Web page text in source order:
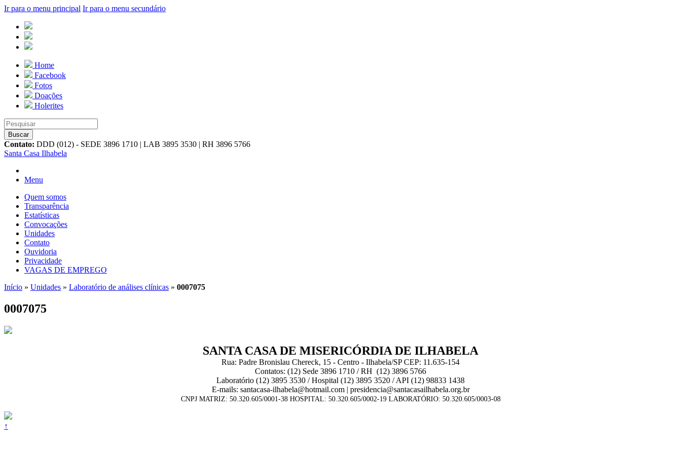
Ir para o menu principal Ir para o menu secundário
Home
Facebook
Fotos
Doações
Holerites
Contato: DDD (012) - SEDE 3896 1710 | LAB 3895 3530 | RH 3896 5766
Santa Casa Ilhabela
Menu
Quem somos
Transparência
Estatísticas
Convocações
Unidades
Contato
Ouvidoria
Privacidade
VAGAS DE EMPREGO
Início » Unidades » Laboratório de análises clínicas » 0007075
0007075
SANTA CASA DE MISERICÓRDIA DE ILHABELA
Rua: Padre Bronislau Chereck, 15 - Centro - Ilhabela/SP CEP: 11.635-154
Contatos: (12) Sede 3896 1710 / RH (12) 3896 5766
Laboratório (12) 3895 3530 / Hospital (12) 3895 3520 / API (12) 98833 1438
E-mails: santacasa-ilhabela@hotmail.com | presidencia@santacasailhabela.org.br
CNPJ MATRIZ: 50.320.605/0001-38 HOSPITAL: 50.320.605/0002-19 LABORATÓRIO: 50.320.605/0003-08
↑